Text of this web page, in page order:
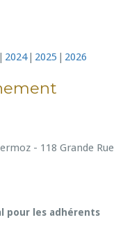
2024 2025 2026
- 118 Grande Rue
pour les adhérents